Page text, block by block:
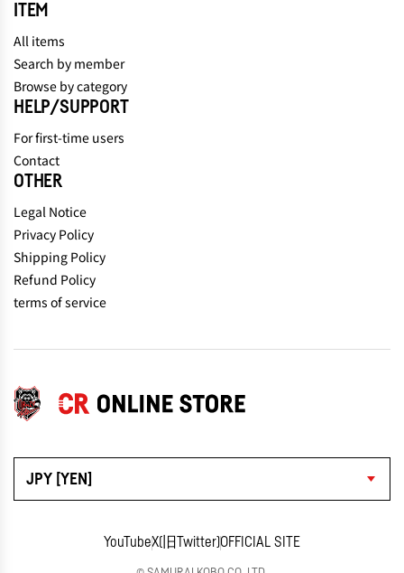
JPY [YEN]
YouTubeX(旧Twitter)OFFICIAL SITE
ITEM
All items
Search by member
Browse by category
HELP/SUPPORT
For first-time users
Contact
OTHER
Legal Notice
Privacy Policy
Shipping Policy
Refund Policy
terms of service